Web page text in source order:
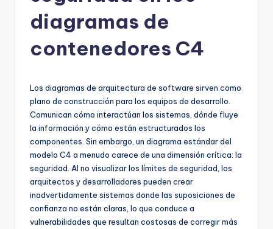
A
si
diagramas de
contenedores C4
Los diagramas de arquitectura de software sirven como
plano de construcción para los equipos de desarrollo.
Comunican cómo interactúan los sistemas, dónde fluye
la información y cómo están estructurados los
componentes. Sin embargo, un diagrama estándar del
modelo C4 a menudo carece de una dimensión crítica: la
seguridad. Al no visualizar los límites de seguridad, los
arquitectos y desarrolladores pueden crear
inadvertidamente sistemas donde las suposiciones de
confianza no están claras, lo que conduce a
vulnerabilidades que resultan costosas de corregir más